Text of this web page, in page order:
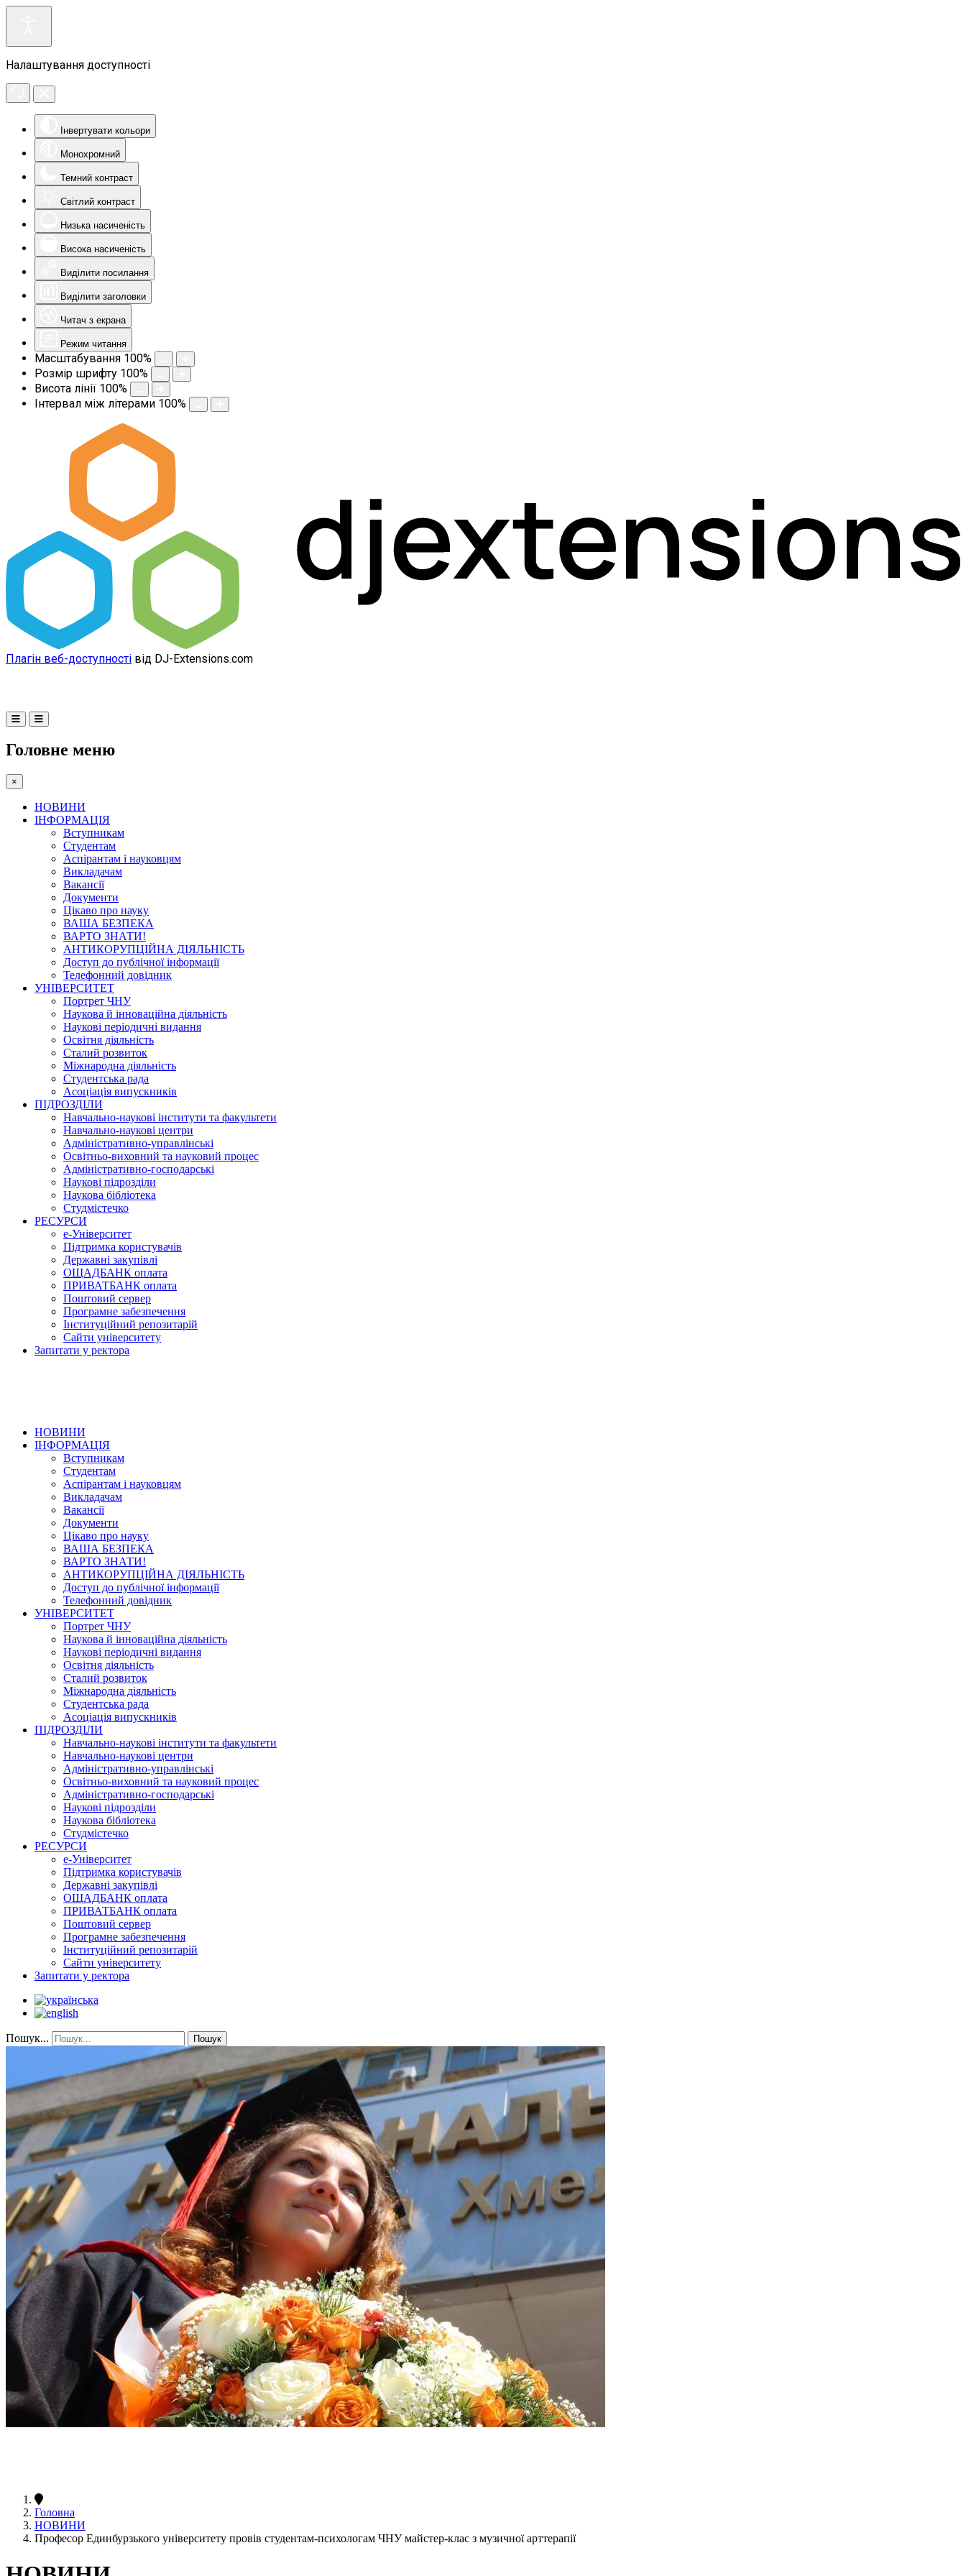
Налаштування доступності
Інвертувати кольори
Монохромний
Темний контраст
Світлий контраст
Низька насиченість
Висока насиченість
Виділити посилання
Виділити заголовки
Читач з екрана
Режим читання
Масштабування 100%
Розмір шрифту 100%
Висота лінії 100%
Інтервал між літерами 100%
Плагін веб-доступності від DJ-Extensions.com
Головне меню
×
НОВИНИ
ІНФОРМАЦІЯ
Вступникам
Студентам
Аспірантам і науковцям
Викладачам
Вакансії
Документи
Цікаво про науку
ВАША БЕЗПЕКА
ВАРТО ЗНАТИ!
АНТИКОРУПЦІЙНА ДІЯЛЬНІСТЬ
Доступ до публічної інформації
Телефонний довідник
УНІВЕРСИТЕТ
Портрет ЧНУ
Наукова й інноваційна діяльність
Наукові періодичні видання
Освітня діяльність
Сталий розвиток
Міжнародна діяльність
Студентська рада
Асоціація випускників
ПІДРОЗДІЛИ
Навчально-наукові інститути та факультети
Навчально-наукові центри
Адміністративно-управлінські
Освітньо-виховний та науковий процес
Адміністративно-господарські
Наукові підрозділи
Наукова бібліотека
Студмістечко
РЕСУРСИ
е-Університет
Підтримка користувачів
Державні закупівлі
ОЩАДБАНК оплата
ПРИВАТБАНК оплата
Поштовий сервер
Програмне забезпечення
Інституційний репозитарій
Сайти університету
Запитати у ректора
НОВИНИ
ІНФОРМАЦІЯ
Вступникам
Студентам
Аспірантам і науковцям
Викладачам
Вакансії
Документи
Цікаво про науку
ВАША БЕЗПЕКА
ВАРТО ЗНАТИ!
АНТИКОРУПЦІЙНА ДІЯЛЬНІСТЬ
Доступ до публічної інформації
Телефонний довідник
УНІВЕРСИТЕТ
Портрет ЧНУ
Наукова й інноваційна діяльність
Наукові періодичні видання
Освітня діяльність
Сталий розвиток
Міжнародна діяльність
Студентська рада
Асоціація випускників
ПІДРОЗДІЛИ
Навчально-наукові інститути та факультети
Навчально-наукові центри
Адміністративно-управлінські
Освітньо-виховний та науковий процес
Адміністративно-господарські
Наукові підрозділи
Наукова бібліотека
Студмістечко
РЕСУРСИ
е-Університет
Підтримка користувачів
Державні закупівлі
ОЩАДБАНК оплата
ПРИВАТБАНК оплата
Поштовий сервер
Програмне забезпечення
Інституційний репозитарій
Сайти університету
Запитати у ректора
Пошук... Пошук
Головна
НОВИНИ
Професор Единбурзького університету провів студентам-психологам ЧНУ майстер-клас з музичної арттерапії